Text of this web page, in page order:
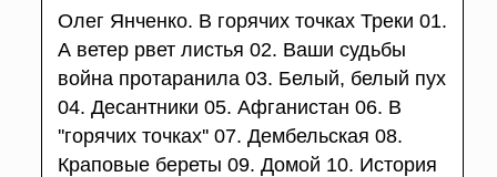
Олег Янченко. В горячих точках Треки 01.
А ветер рвет листья 02. Ваши судьбы
война протаранила 03. Белый, белый пух
04. Десантники 05. Афганистан 06. В
''горячих точках'' 07. Дембельская 08.
Краповые береты 09. Домой 10. История